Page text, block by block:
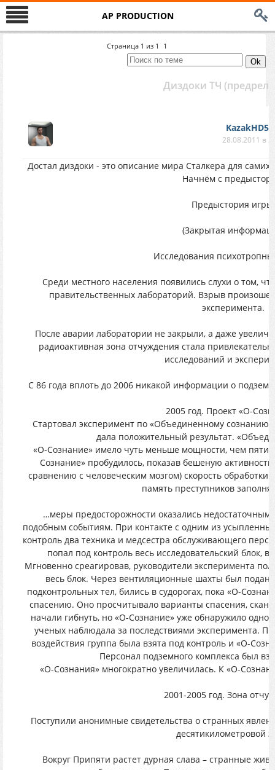
AP PRODUCTION
Страница 1 из 1 1
Диздоки ТЧ
28.08.2011 в
Достал диздоки - это описание мира Сталкера для
Начнём с
Предыстория игры.
(Закрытая
Исследования
Среди местного населения появились слухи о том,
правительственных лабораторий. Взрыв
эксперимента.
После аварии лаборатории не закрыли, а даже
радиоактивная зона отчуждения стала
исследований и
С 86 года вплоть до 2006 никакой информации о
2005 год. Проект «О-
Стартовал эксперимент по «Объединенному
дала положительный результат.
«О-Сознание» имело чуть меньше мощности, чем
Сознание» пробудилось, показав бешеную
сравнению с человеческим мозгом) скорость
память преступников
…меры предосторожности оказались
подобным событиям. При контакте с одним из
контроль два техника и медсестра обслуживающего
попал под контроль весь исследовательский блок,
Мгновенно среагировав, руководители эксперимента
весь блок. Через вентиляционные шахты был подан
подконтрольных тел, бились в судорогах, пока «О-
спасению. Оно просчитывало варианты спасения,
начали гибнуть, но «О-Сознание» уже обнаружило
ученых наблюдала за последствиями эксперимента.
воздействия группа была взята под контроль и «О-
Персонал подземного комплекса был
«О-Сознания» многократно увеличилась. К «О-
2001-2005 год. Зона
Поступили анонимные свидетельства о странных
десятикилометровой
Вокруг Припяти растет дурная слава – странные